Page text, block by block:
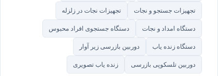
تجهیزات جستجو و نجات تجهیزات نجات در زلزله
دستگاه امداد و نجات دستگاه جستجوی افراد محبوس
دستگاه زنده یاب دوربین بازرسی زیر آوار
دوربین تلسکوپی بازرسی زنده یاب تصویری